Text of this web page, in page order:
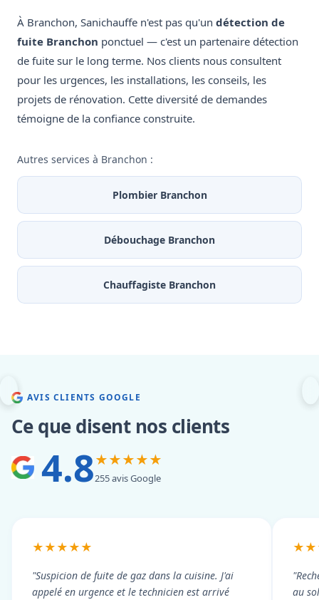
À Branchon, Sanichauffe n'est pas qu'un détection de
fuite Branchon ponctuel — c'est un partenaire détection
de fuite sur le long terme. Nos clients nous consultent
pour les urgences, les installations, les conseils, les
projets de rénovation. Cette diversité de demandes
témoigne de la confiance construite.
Autres services à Branchon :
Plombier Branchon
Débouchage Branchon
Chauffagiste Branchon
AVIS CLIENTS GOOGLE
Ce que disent nos clients
4.8★★★★★
255 avis Google
★★★★★
"Suspicion de fuite de gaz dans la cuisine. J'ai
appelé en urgence et le technicien est arrivé
au